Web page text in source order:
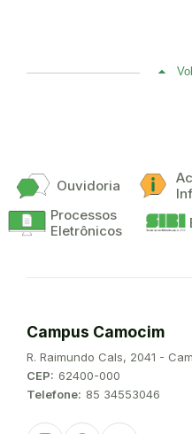
Ouvidoria
Processos
Eletrônicos
Campus Camocim
Endereço:
R. Raimundo Cals, 2041 -
CEP: 62400-000
Telefone: 85 34553046
InstagramFacebookYoutube